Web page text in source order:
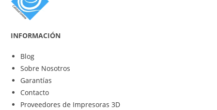
INFORMACIÓN
Blog
Sobre Nosotros
Garantías
Contacto
Proveedores de Impresoras 3D